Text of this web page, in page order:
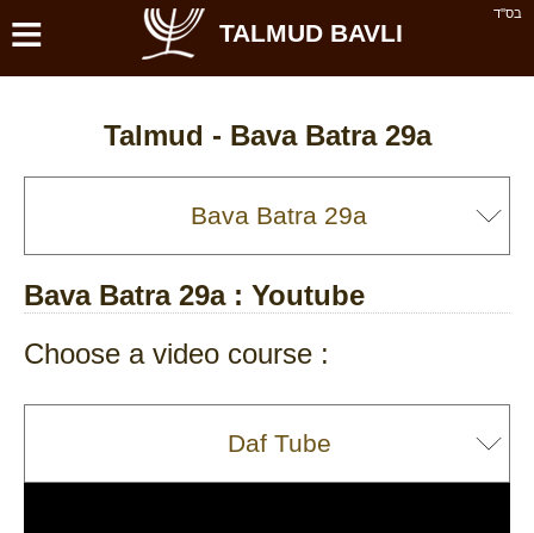
בס''ד ≡ TALMUD BAVLI
Talmud - Bava Batra 29a
Bava Batra 29a: Youtube
Choose a video course :